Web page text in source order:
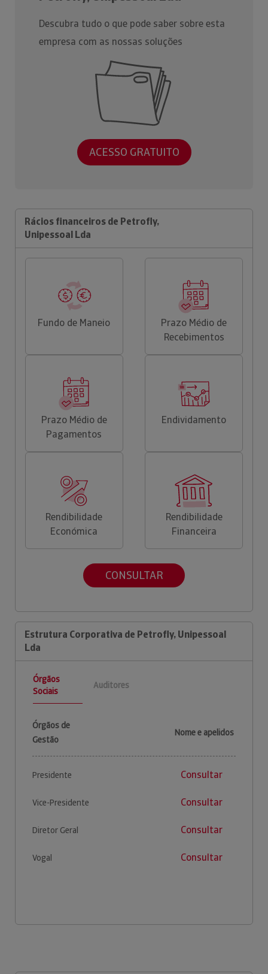
Descubra tudo o que pode saber sobre esta
empresa com as nossas soluções
ACESSO GRATUITO
Rácios financeiros de Petrofly,
Unipessoal Lda
Fundo de Maneio
Prazo Médio de
Recebimentos
Prazo Médio de
Pagamentos
Endividamento
Rendibilidade
Económica
Rendibilidade
Financeira
CONSULTAR
Estrutura Corporativa de Petrofly, Unipessoal
Lda
Órgãos
Sociais
Auditores
Órgãos de
Gestão
Nome e apelidos
Presidente Consultar
Vice-Presidente Consultar
Diretor Geral Consultar
Vogal Consultar